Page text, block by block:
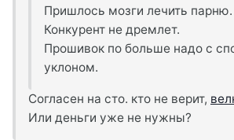
Пришлось мозги лечить парню.
Конкурент не дремлет.
Прошивок по больше надо с
уклоном.
Согласен на сто. кто не верит,
Или деньги уже не нужны?